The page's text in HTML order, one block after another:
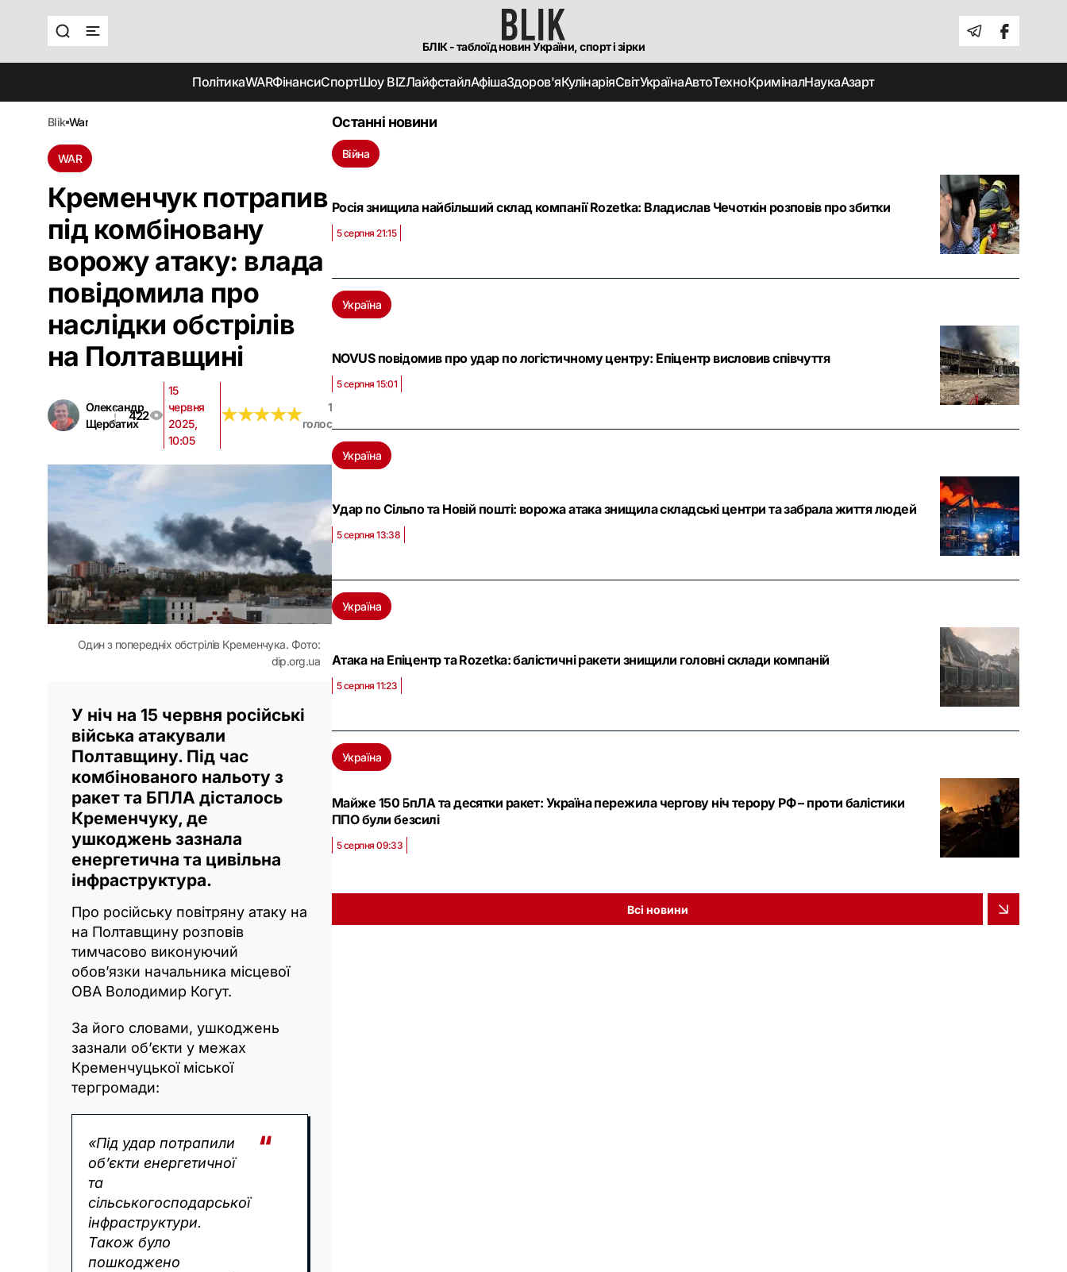
БЛІК - таблоїд новин України, спорт і зірки
ПолітикаWARФінансиСпортШоу BIZЛайфстайлАфішаЗдоров'яКулінаріяСвітУкраїнаАвтоТехноКриміналНаукаАзарт
blik war
WAR
Кременчук потрапив
під комбіновану
ворожу атаку: влада
повідомила про
наслідки обстрілів
на Полтавщині
Олександр
Щербатих
422
15
червня
2025,
10:05
★★★★★
★★★★★
1
голос
Один з попередніх обстрілів Кременчука. Фото:
dip.org.ua
У ніч на 15 червня російські
війська атакували
Полтавщину. Під час
комбінованого нальоту з
ракет та БПЛА дісталось
Кременчуку, де
ушкоджень зазнала
енергетична та цивільна
інфраструктура.
Про російську повітряну атаку на
на Полтавщину розповів
тимчасово виконуючий
обов’язки начальника місцевої
ОВА Володимир Когут.
За його словами, ушкоджень
зазнали об’єкти у межах
Кременчуцької міської
тергромади:
«Під удар потрапили
обʼєкти енергетичної
та
сільськогосподарської
інфраструктури.
Також було
пошкоджено
Останні новини
Війна
Росія знищила найбільший склад компанії Rozetka: Владислав Чечоткін розповів про збитки
5 серпня 21:15
Україна
NOVUS повідомив про удар по логістичному центру: Eпіцентр висловив співчуття
5 серпня 15:01
Україна
Удар по Сільпо та Новій пошті: ворожа атака знищила складські центри та забрала життя людей
5 серпня 13:38
Україна
Атака на Епіцентр та Rozetka: балістичні ракети знищили головні склади компаній
5 серпня 11:23
Україна
Майже 150 БпЛА та десятки ракет: Україна пережила чергову ніч терору РФ – проти балістики
ППО були безсилі
5 серпня 09:33
Всі новини